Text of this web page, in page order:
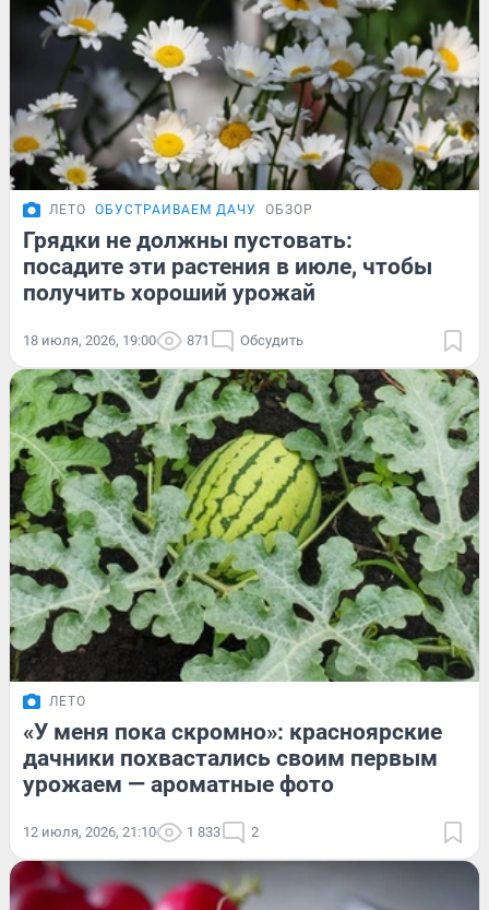
ЛЕТО ОБУСТРАИВАЕМ ДАЧУ ОБЗОР
Грядки не должны пустовать:
посадите эти растения в июле, чтобы
получить хороший урожай
18 июля, 2026, 19:00 871 Обсудить
ЛЕТО
«У меня пока скромно»: красноярские
дачники похвастались своим первым
урожаем — ароматные фото
12 июля, 2026, 21:10 1 833 2